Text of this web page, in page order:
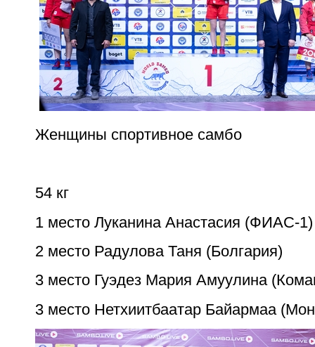
Женщины спортивное самбо
54 кг
1 место Луканина Анастасия (ФИАС-1)
2 место Радулова Таня (Болгария)
3 место Гуэдез Мария Амуулина
3 место Нетхиитбаатар Байармаа